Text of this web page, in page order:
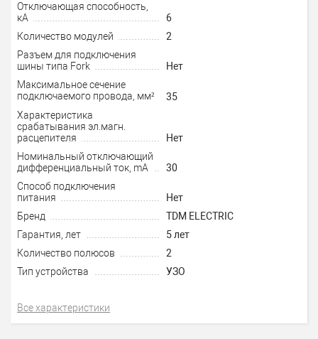
Отключающая способность,
кА
6
Количество модулей
2
Разъем для подключения
шины типа Fork
Нет
Максимальное сечение
подключаемого провода, мм²
35
Характеристика
срабатывания эл.магн.
расцепителя
Нет
Номинальный отключающий
дифференциальный ток, mA
30
Способ подключения
питания
Нет
Бренд
TDM ELECTRIC
Гарантия, лет
5 лет
Количество полюсов
2
Тип устройства
УЗО
Все характеристики